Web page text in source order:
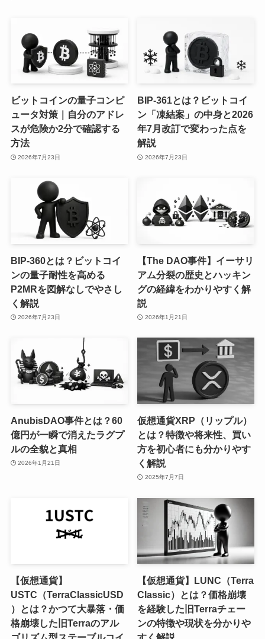
ビットコインの量子コンピ
ュータ対策｜自分のアドレ
スが危険か2分で確認する
方法
2026年7月23日
BIP-361とは？ビットコイ
ン「凍結案」の中身と2026
年7月改訂で変わった点を
解説
2026年7月23日
BIP-360とは？ビットコイ
ンの量子耐性を高める
P2MRを図解なしでやさし
く解説
2026年7月23日
【The DAO事件】イーサリ
アム分裂の歴史とハッキン
グの経緯をわかりやすく解
説
2026年1月21日
AnubisDAO事件とは？60
億円が一瞬で消えたラグプ
ルの全貌と真相
2026年1月21日
仮想通貨XRP（リップル）
とは？特徴や将来性、買い
方を初心者にも分かりやす
く解説
2025年7月7日
【仮想通貨】
USTC（TerraClassicUSD
）とは？かつて大暴落・価
格崩壊した旧Terraのアル
【仮想通貨】LUNC（Terra
Classic）とは？価格崩壊
を経験した旧Terraチェー
ンの特徴や現状を分かりや